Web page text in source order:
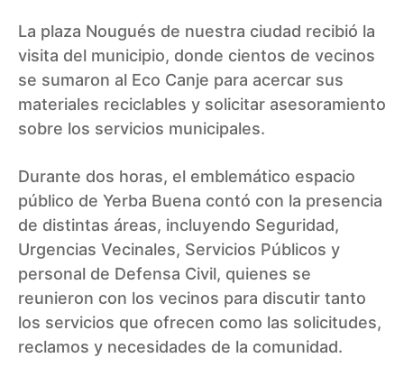
La plaza Nougués de nuestra ciudad recibió la
visita del municipio, donde cientos de vecinos
se sumaron al Eco Canje para acercar sus
materiales reciclables y solicitar asesoramiento
sobre los servicios municipales.
Durante dos horas, el emblemático espacio
público de Yerba Buena contó con la presencia
de distintas áreas, incluyendo Seguridad,
Urgencias Vecinales, Servicios Públicos y
personal de Defensa Civil, quienes se
reunieron con los vecinos para discutir tanto
los servicios que ofrecen como las solicitudes,
reclamos y necesidades de la comunidad.